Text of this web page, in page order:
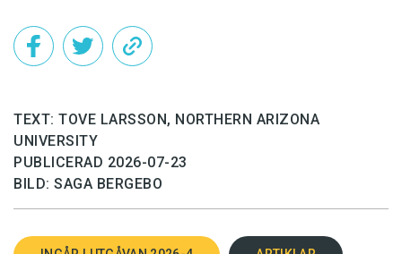
TEXT: TOVE LARSSON, NORTHERN ARIZONA
UNIVERSITY
PUBLICERAD 2026-07-23
BILD: SAGA BERGEBO